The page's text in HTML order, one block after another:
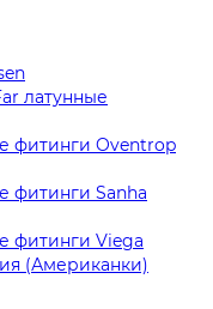
латунные
фитинги Oventrop
фитинги Sanha
фитинги Viega
(Американки)